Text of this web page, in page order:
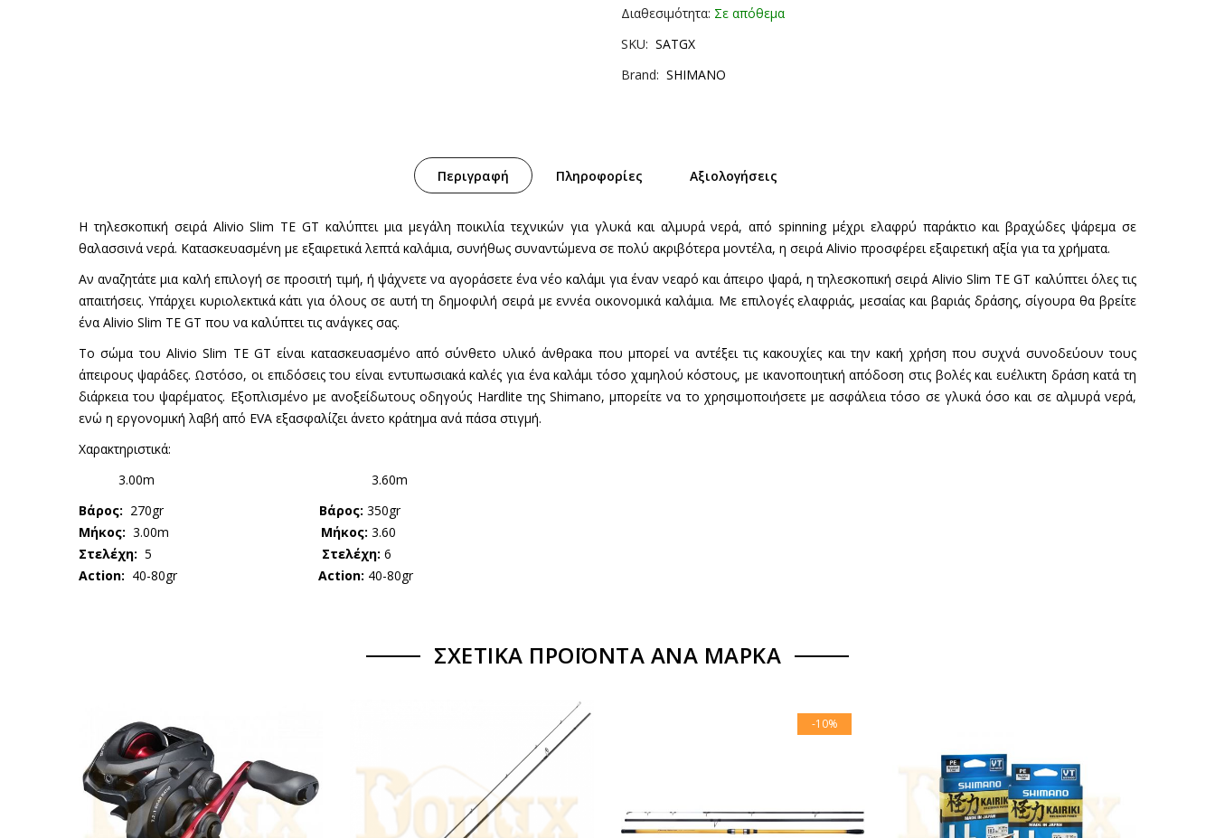
Διαθεσιμότητα: Σε απόθεμα
SKU
SATGX
Brand
SHIMANO
Περιγραφή Πληροφορίες Αξιολογήσεις
Η τηλεσκοπική σειρά Alivio Slim TE GT καλύπτει μια μεγάλη ποικιλία τεχνικών για γλυκά και αλμυρά νερά, από spinning μέχρι ελαφρύ παράκτιο και βραχώδες ψάρεμα σε
θαλασσινά νερά. Κατασκευασμένη με εξαιρετικά λεπτά καλάμια, συνήθως συναντώμενα σε πολύ ακριβότερα μοντέλα, η σειρά Alivio προσφέρει εξαιρετική αξία για τα χρήματα.
Αν αναζητάτε μια καλή επιλογή σε προσιτή τιμή, ή ψάχνετε να αγοράσετε ένα νέο καλάμι για έναν νεαρό και άπειρο ψαρά, η τηλεσκοπική σειρά Alivio Slim TE GT καλύπτει όλες τις
απαιτήσεις. Υπάρχει κυριολεκτικά κάτι για όλους σε αυτή τη δημοφιλή σειρά με εννέα οικονομικά καλάμια. Με επιλογές ελαφριάς, μεσαίας και βαριάς δράσης, σίγουρα θα βρείτε
ένα Alivio Slim TE GT που να καλύπτει τις ανάγκες σας.
Το σώμα του Alivio Slim TE GT είναι κατασκευασμένο από σύνθετο υλικό άνθρακα που μπορεί να αντέξει τις κακουχίες και την κακή χρήση που συχνά συνοδεύουν τους
άπειρους ψαράδες. Ωστόσο, οι επιδόσεις του είναι εντυπωσιακά καλές για ένα καλάμι τόσο χαμηλού κόστους, με ικανοποιητική απόδοση στις βολές και ευέλικτη δράση κατά τη
διάρκεια του ψαρέματος. Εξοπλισμένο με ανοξείδωτους οδηγούς Hardlite της Shimano, μπορείτε να το χρησιμοποιήσετε με ασφάλεια τόσο σε γλυκά όσο και σε αλμυρά νερά,
ενώ η εργονομική λαβή από EVA εξασφαλίζει άνετο κράτημα ανά πάσα στιγμή.
Χαρακτηριστικά:
3.00m 3.60m
Βάρος: 270gr Βάρος: 350gr
Μήκος: 3.00m Μήκος: 3.60
Στελέχη: 5 Στελέχη: 6
Action: 40-80gr Action: 40-80gr
ΣΧΕΤΙΚΆ ΠΡΟΪΌΝΤΑ ΑΝΆ ΜΆΡΚΑ
-10%